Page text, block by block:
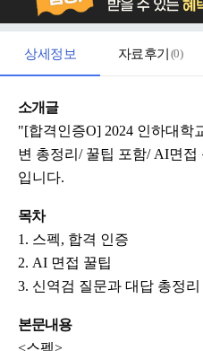
상세정보 자료후기 (0)
소개글
"[합격인증O] 2024 인하대학
변 총정리/ 꿀팁 포함/ AI면
입니다.
목차
1. 스펙, 합격 인증
2. AI 면접 꿀팁
3. 신역검 질문과 대답 총정리
본문내용